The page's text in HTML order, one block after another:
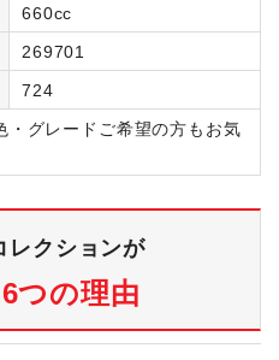
660cc
269701
724
グレードご希望の方もお気
レクションが
6つの理由